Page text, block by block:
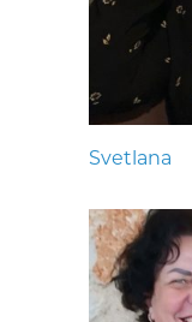
Svetlana